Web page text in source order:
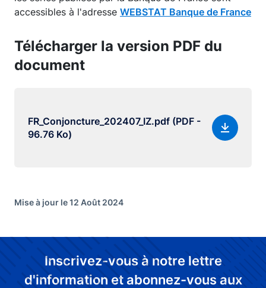
accessibles à l'adresse WEBSTAT Banque de France
Télécharger la version PDF du
document
FR_Conjoncture_202407_IZ.pdf (PDF -
96.76 Ko)
Mise à jour le 12 Août 2024
Inscrivez-vous à notre lettre
d'information et abonnez-vous aux